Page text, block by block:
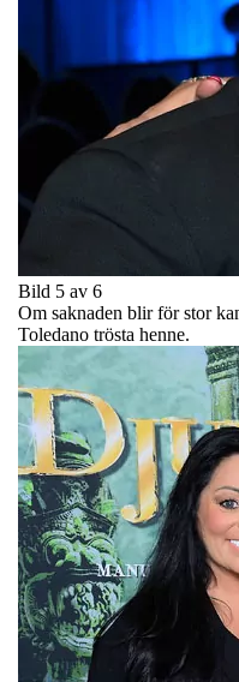
Bild 5 av 6
Om saknaden blir för stor
Toledano trösta henne.